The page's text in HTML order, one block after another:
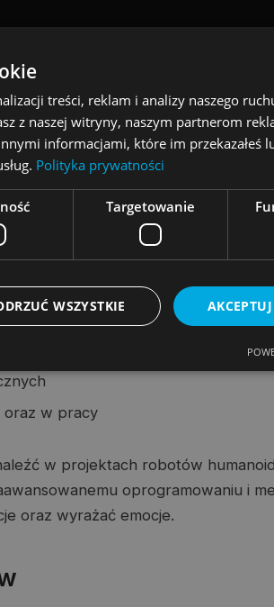
inteligencja i uczenie maszynowe,
te rozwijane przez DeepMind czy
decyzji w dynamicznie
rozpoznawać obiekty,
emocji.
oraz w pracy
w projektach robotów
oprogramowaniu i
oraz wyrażać emocje.
treści, reklam i analizy naszego
z naszej witryny, naszym partnerom
informacjami, które im przekazałeś
Polityka prywatności
Targetowanie
WSZYSTKIE